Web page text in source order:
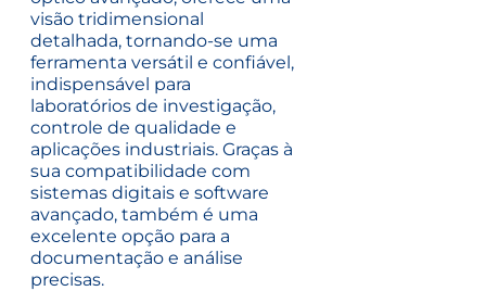
visão tridimensional
detalhada, tornando-se uma
ferramenta versátil e confiável,
indispensável para
laboratórios de investigação,
controle de qualidade e
aplicações industriais. Graças à
sua compatibilidade com
sistemas digitais e software
avançado, também é uma
excelente opção para a
documentação e análise
precisas.